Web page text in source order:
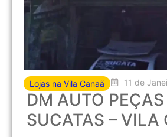
Lojas na Vila Canaã 11 de
DM AUTO PEÇAS
SUCATAS – VILA